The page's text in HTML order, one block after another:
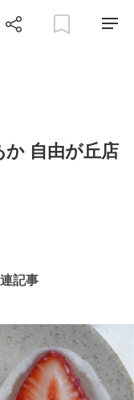
自由が丘店
記事